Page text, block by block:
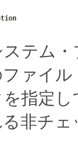
テム
ァイ
指定
非チ